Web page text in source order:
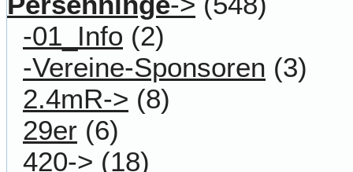
-01_Info (2)
-Vereine-Sponsoren (3)
2.4mR-> (8)
29er (6)
420-> (18)